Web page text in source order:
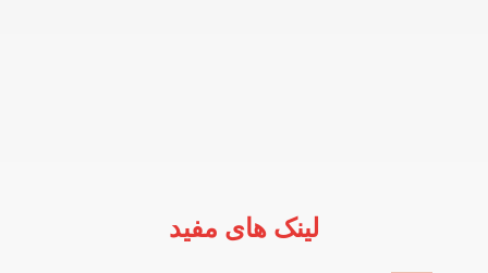
لینک های مفید